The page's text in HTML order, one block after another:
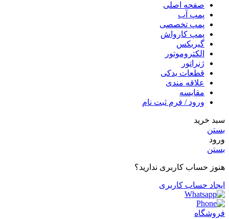
صفحه اصلی
پمپ آب
پمپ تخصصی
پمپ کارواش
گیربکس
الکتروموتور
ژنراتور
قطعات یدکی
علاقه مندی
مقایسه
ورود / فرم ثبت نام
سبد خرید
بستن
ورود
بستن
هنوز حساب کاربری ندارید؟
ایجاد حساب کاربری
فروشگاه